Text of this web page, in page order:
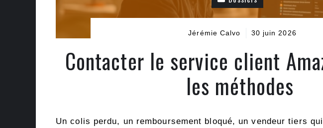
Jérémie Calvo 30 juin 2026
Contacter le service client
les méthodes
Un colis perdu, un remboursement bloqué, un vendeur tiers